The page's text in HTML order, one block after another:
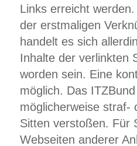
Links erreicht
der erstmaligen
handelt es sich
Inhalte der verlinkten
worden sein. Eine
möglich. Das
möglicherweise straf-
Sitten verstoßen. Für
Webseiten anderer